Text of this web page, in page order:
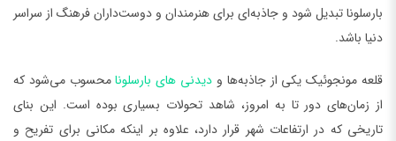
بارسلونا تبدیل شود و جاذبه‌ای برای هنرمندان و دوست‌داران فرهنگ از سراسر
دنیا باشد.
قلعه مونجوئیک یکی از جاذبه‌ها و دیدنی های بارسلونامحسوب می‌شود که
از زمان‌های دور تا به امروز، شاهد تحولات بسیاری بوده است. این بنای
تاریخی که در ارتفاعات شهر قرار دارد، علاوه بر اینکه مکانی برای تفریح و